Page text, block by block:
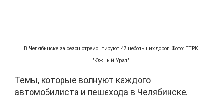
В Челябинске за сезон отремонтируют 47 небольших дорог. Фото: ГТРК
"Южный Урал"
Темы, которые волнуют каждого
автомобилиста и пешехода в Челябинске.